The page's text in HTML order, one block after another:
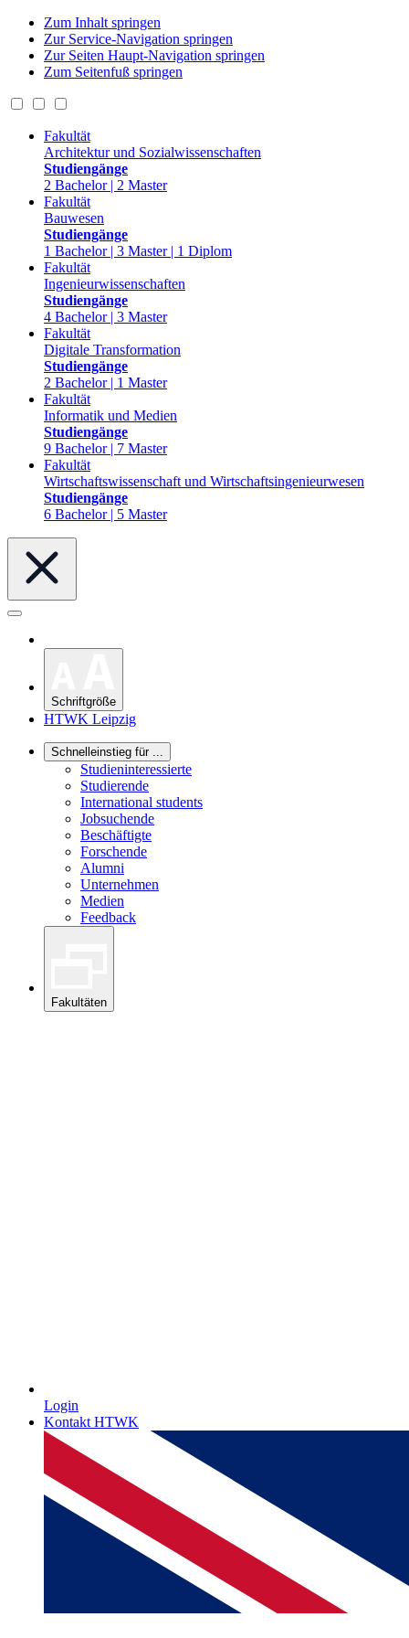
Zum Inhalt springen
Zur Service-Navigation springen
Zur Seiten Haupt-Navigation springen
Zum Seitenfuß springen
Fakultät
Architektur und Sozialwissenschaften
Studiengänge
2 Bachelor | 2 Master
Fakultät
Bauwesen
Studiengänge
1 Bachelor | 3 Master | 1 Diplom
Fakultät
Ingenieurwissenschaften
Studiengänge
4 Bachelor | 3 Master
Fakultät
Digitale Transformation
Studiengänge
2 Bachelor | 1 Master
Fakultät
Informatik und Medien
Studiengänge
9 Bachelor | 7 Master
Fakultät
Wirtschaftswissenschaft und Wirtschaftsingenieurwesen
Studiengänge
6 Bachelor | 5 Master
Schriftgröße
HTWK Leipzig
Schnelleinstieg für ...
Studieninteressierte
Studierende
International students
Jobsuchende
Beschäftigte
Forschende
Alumni
Unternehmen
Medien
Feedback
Fakultäten
Login
Kontakt HTWK